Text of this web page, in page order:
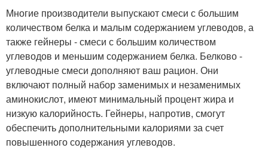
Многие производители выпускают смеси с большим
количеством белка и малым содержанием углеводов, а
также гейнеры - смеси с большим количеством
углеводов и меньшим содержанием белка. Белково -
углеводные смеси дополняют ваш рацион. Они
включают полный набор заменимых и незаменимых
аминокислот, имеют минимальный процент жира и
низкую калорийность. Гейнеры, напротив, смогут
обеспечить дополнительными калориями за счет
повышенного содержания углеводов.